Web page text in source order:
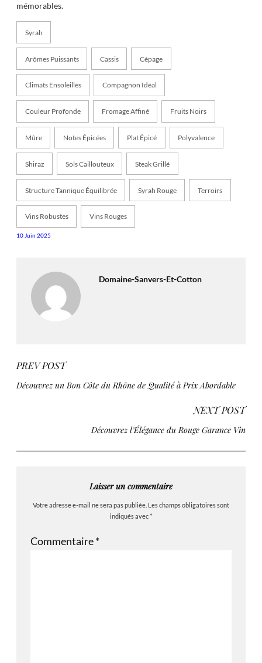
mémorables.
Syrah
Arômes Puissants Cassis Cépage
Climats Ensoleillés Compagnon Idéal
Couleur Profonde Fromage Affiné Fruits Noirs
Mûre Notes Épicées Plat Épicé Polyvalence
Shiraz Sols Caillouteux Steak Grillé
Structure Tannique Équilibrée Syrah Rouge Terroirs
Vins Robustes Vins Rouges
10 Juin 2025
Domaine-Sanvers-Et-Cotton
PREV POST
Découvrez un Bon Côte du Rhône de Qualité à Prix Abordable
NEXT POST
Découvrez l’Élégance du Rouge Garance Vin
Laisser un commentaire
Votre adresse e-mail ne sera pas publiée. Les champs obligatoires sont
indiqués avec*
Commentaire*